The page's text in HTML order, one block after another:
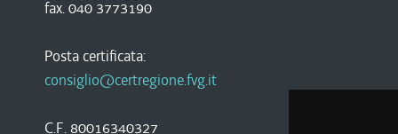
fax. 040 3773190
Posta certificata:
consiglio@certregione.fvg.it
C.F. 80016340327